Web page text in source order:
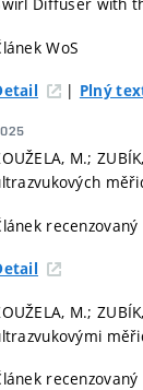
WoS
| Plný
M.;
M.;